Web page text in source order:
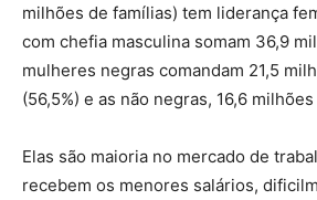
milhões de famílias) tem liderança
com chefia masculina somam 36,9
mulheres negras comandam 21,5
(56,5%) e as não negras, 16,6
Elas são maioria no mercado de
recebem os menores salários,